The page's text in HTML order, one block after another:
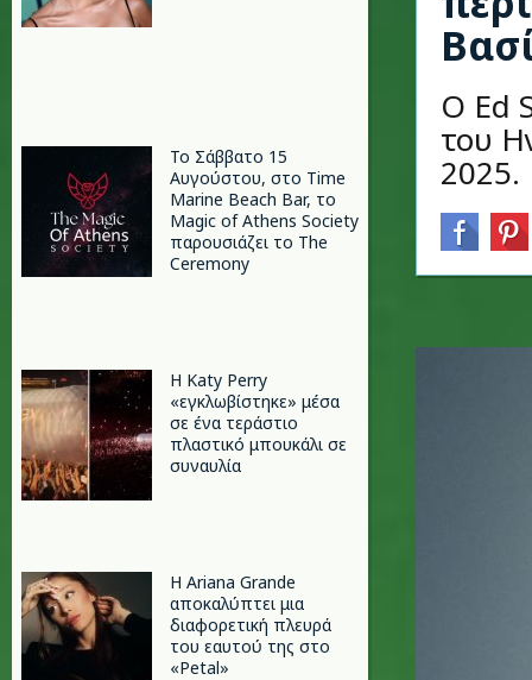
Το Σάββατο 15
Αυγούστου, στο Time
Marine Beach Bar, το
Magic of Athens Society
παρουσιάζει το The
Ceremony
H Katy Perry
«εγκλωβίστηκε» μέσα
σε ένα τεράστιο
πλαστικό μπουκάλι σε
συναυλία
Η Ariana Grande
αποκαλύπτει μια
διαφορετική πλευρά
του εαυτού της στο
«Petal»
Ο Ed
του
2025.